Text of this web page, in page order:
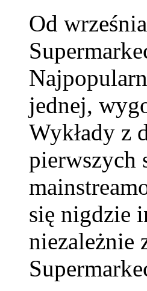
Od
jednej,
Wykłady z
pierwszych
się nigdzie
niezależnie